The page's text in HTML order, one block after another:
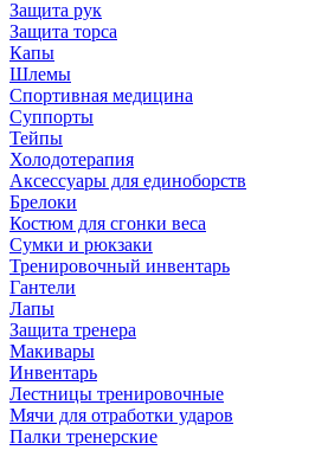
Защита рук
Защита торса
Капы
Шлемы
Спортивная медицина
Суппорты
Тейпы
Холодотерапия
Аксессуары для единоборств
Брелоки
Костюм для сгонки веса
Сумки и рюкзаки
Тренировочный инвентарь
Гантели
Лапы
Защита тренера
Макивары
Инвентарь
Лестницы тренировочные
Мячи для отработки ударов
Палки тренерские